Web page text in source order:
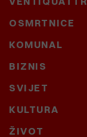
OSMRTNICE
KOMUNAL
BIZNIS
SVIJET
KULTURA
ŽIVOT